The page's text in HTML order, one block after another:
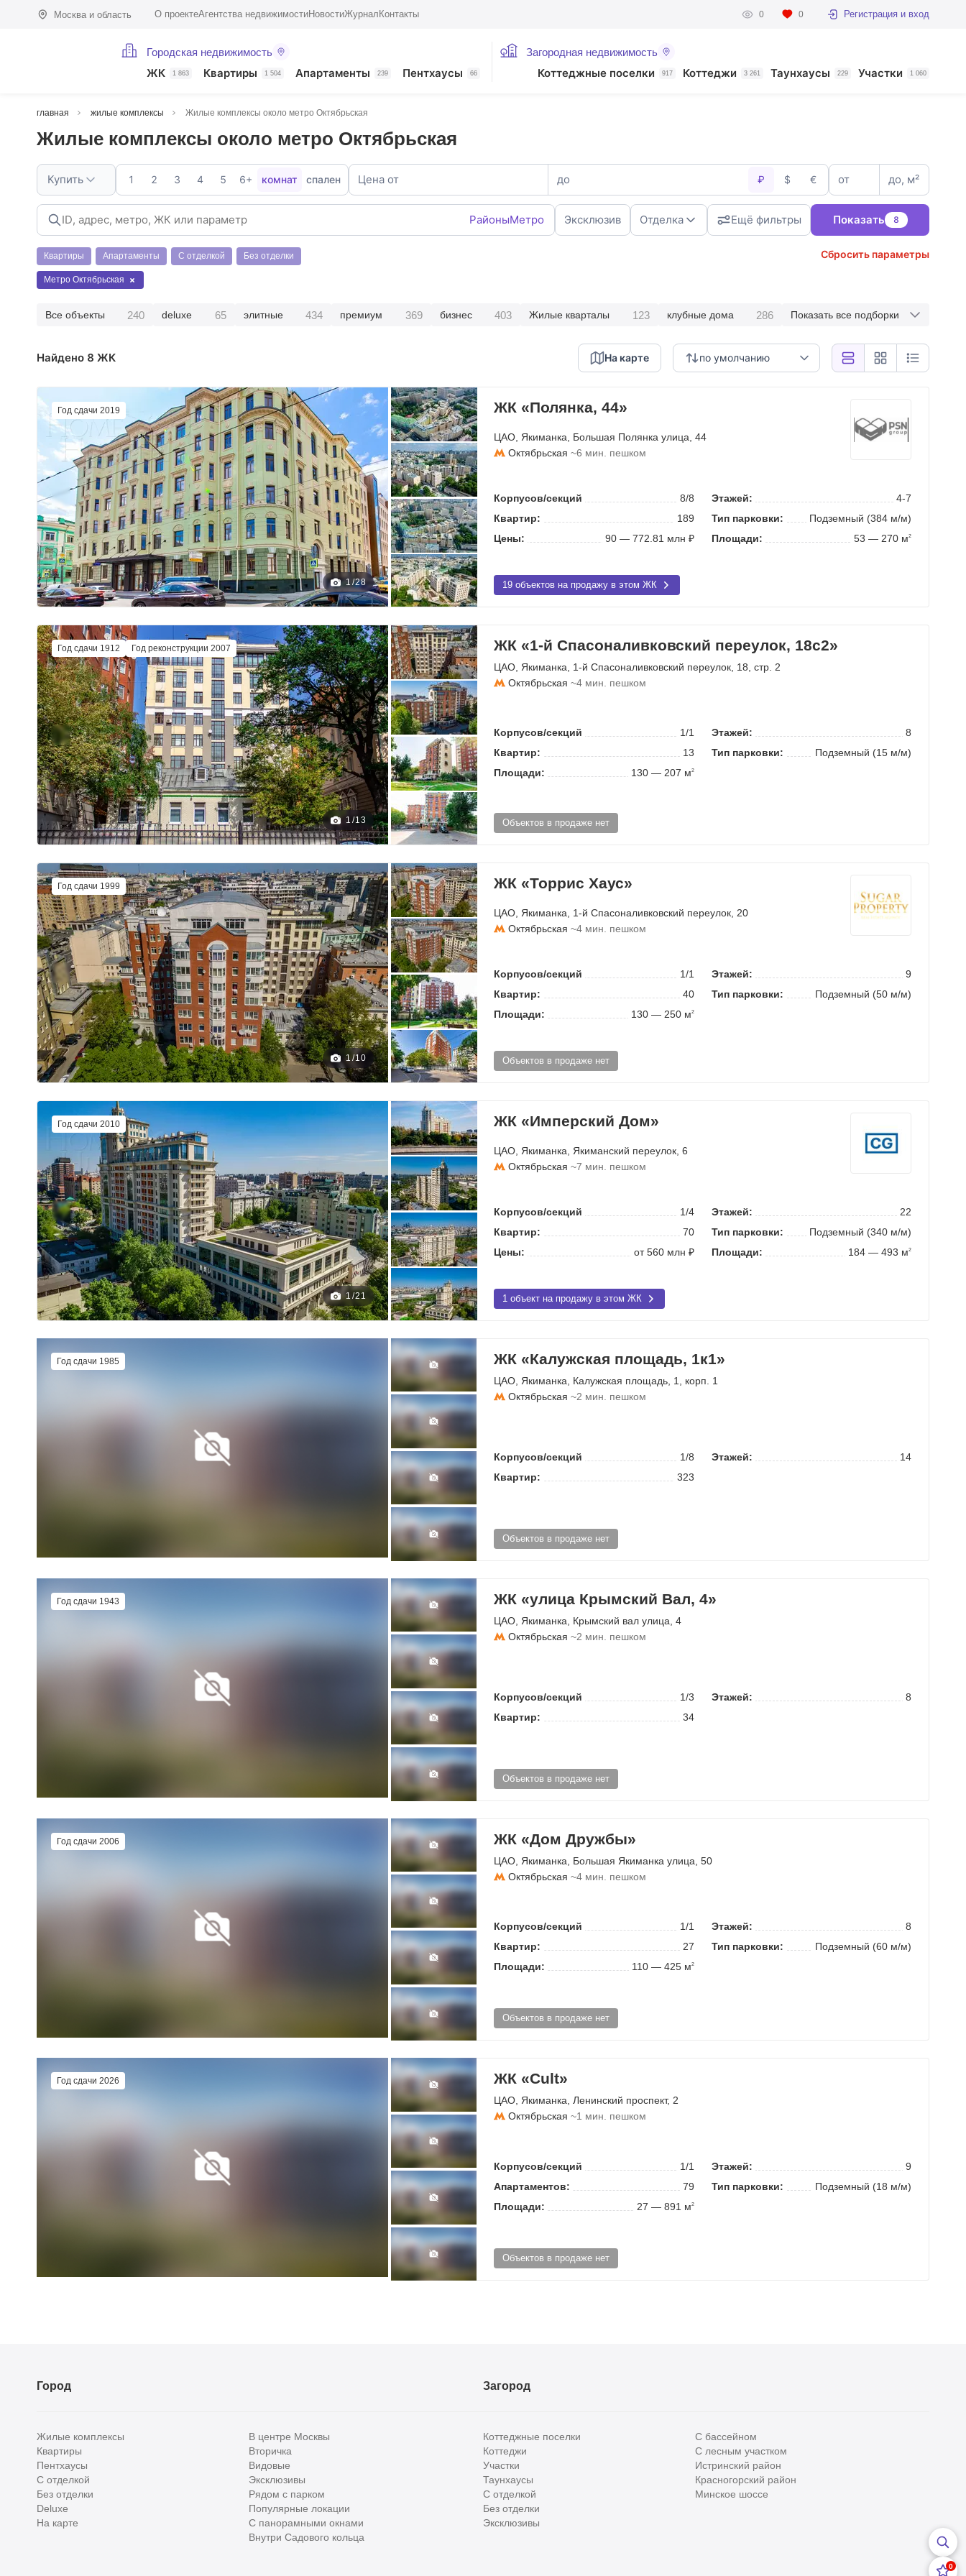
Москва и область О проектеАгентства недвижимостиНовостиЖурнал Контакты 0 0 Регистрация и вход
Городская недвижимость
ЖК 1 863 Квартиры 1 504 Апартаменты 239 Пентхаусы 66
Загородная недвижимость
Коттеджные поселки 917 Коттеджи 3 261 Таунхаусы 229 Участки 1 060
главная жилые комплексы Жилые комплексы около метро Октябрьская
Жилые комплексы около метро Октябрьская
Купить 1 2 3 4 5 6+ комнат спален Цена от до ₽ $ € от до, м²
РайоныМетро Эксклюзив Отделка Ещё фильтры Показать 8
Квартиры Апартаменты С отделкой Без отделки Сбросить параметры
Метро Октябрьская
Все объекты 240 deluxe 65 элитные 434 премиум 369 бизнес 403 Жилые кварталы 123 клубные дома 286 Показать все подборки
Найдено 8 ЖК по умолчанию
На карте
Год сдачи 2019
1 /28
ЖК «Полянка, 44»
ЦАО Якиманка Большая Полянка улица , 44
Октябрьская ~6 мин. пешком
Корпусов/секций 8/8 Этажей:
4-7
Квартир:
189 Тип парковки:
Подземный (384 м/м)
Цены:
90 — 772.81 млн ₽ Площади: 53 — 270 м2
19 объектов на продажу в этом ЖК
Год сдачи 1912 Год реконструкции 2007
1 /13
ЖК «1-й Спасоналивковский переулок, 18с2»
ЦАО Якиманка 1-й Спасоналивковский переулок , 18, стр. 2
Октябрьская ~4 мин. пешком
Корпусов/секций 1/1 Этажей:
8
Квартир:
13 Тип парковки:
Подземный (15 м/м)
Площади:
130 — 207 м2
Объектов в продаже нет
Год сдачи 1999
1/10
ЖК «Торрис Хаус»
ЦАО Якиманка 1-й Спасоналивковский переулок , 20
Октябрьская ~4 мин. пешком
Корпусов/секций 1/1 Этажей:
9
Квартир:
40 Тип парковки:
Подземный (50 м/м)
Площади:
130 — 250 м2
Объектов в продаже нет
Год сдачи 2010
1/21
ЖК «Имперский Дом»
ЦАО Якиманка Якиманский переулок , 6
Октябрьская ~7 мин. пешком
Корпусов/секций 1/4 Этажей:
22
Квартир:
70 Тип парковки:
Подземный (340 м/м)
Цены:
от 560 млн ₽ Площади: 184 — 493 м2
1 объект на продажу в этом ЖК
Год сдачи 1985 ЖК «Калужская площадь, 1к1»
ЦАО Якиманка Калужская площадь , 1, корп. 1
Октябрьская ~2 мин. пешком
Корпусов/секций 1/8 Этажей:
14
Квартир:
323
Объектов в продаже нет
Год сдачи 1943 ЖК «улица Крымский Вал, 4»
ЦАО Якиманка Крымский вал улица , 4
Октябрьская ~2 мин. пешком
Корпусов/секций 1/3 Этажей:
8
Квартир:
34
Объектов в продаже нет
Год сдачи 2006 ЖК «Дом Дружбы»
ЦАО Якиманка Большая Якиманка улица , 50
Октябрьская ~4 мин. пешком
Корпусов/секций 1/1 Этажей:
8
Квартир:
27 Тип парковки:
Подземный (60 м/м)
Площади:
110 — 425 м2
Объектов в продаже нет
Год сдачи 2026 ЖК «Cult»
ЦАО, Якиманка, Ленинский проспект, 2
Октябрьская ~1 мин. пешком
Корпусов/секций 1/1 Этажей:
9
Апартаментов:
79 Тип парковки:
Подземный (18 м/м)
Площади:
27 — 891 м2
Объектов в продаже нет
Город
Жилые комплексы
Квартиры
Пентхаусы
С отделкой
Без отделки
Deluxe
На карте
В центре Москвы
Вторичка
Видовые
Эксклюзивы
Рядом с парком
Популярные локации
С панорамными окнами
Внутри Садового кольца
Загород
Коттеджные поселки
Коттеджи
Участки
Таунхаусы
С отделкой
Без отделки
Эксклюзивы
С бассейном
С лесным участком
Истринский район
Красногорский район
Минское шоссе
0
Все
Сегодня